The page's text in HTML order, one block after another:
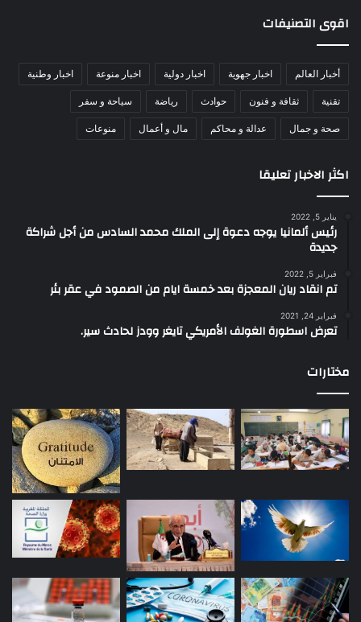
اقوى التصنيفات
أخبار العالم اخبار جهوية اخبار دولية اخبار منوعة اخبار وطنية
تقنية ثقافة و فنون حوادث رياضة سياحة و سفر
صحة و جمال عدالة و محاكم مال و أعمال منوعات
اكثر الاخبار تعليقا
يناير 5, 2022
رئيس ألمانيا يوجه دعوة إلى الملك محمد السادس من أجل شراكة
جديدة
فبراير 5, 2022
تم انقاد ريان المعجزة بعد خمسة ايام من الصمود في عقر بئر
فبراير 24, 2021
تعرض اسطورة الغولف الأمريكي تايغر وودز لحادث سير.
مختارات